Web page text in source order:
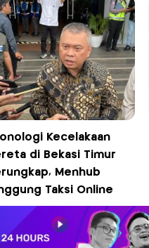
Kecelakaan
di Bekasi Timur
Menhub
Taksi Online